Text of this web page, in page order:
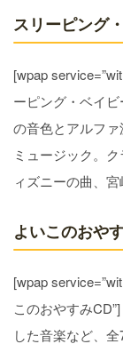
スリーピング
[wpap
ーピング・ベイ
の音色とアルフ
ミュージック。
ィズニーの曲、
よいこのおや
[wpap
このおやすみ
した音楽など、